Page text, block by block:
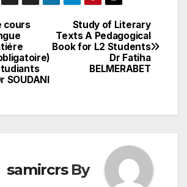
تصفّح
المقالات
cours
SOUDANI
Study of Literary
Texts A Pedagogical
Book for L2 Students
Dr Fatiha
BELMERABET
By
samircrs